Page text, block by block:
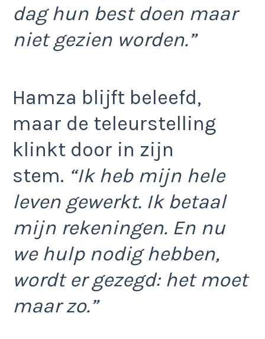
dag hun best doen maar
niet gezien worden.”
Hamza blijft beleefd,
maar de teleurstelling
klinkt door in zijn
stem. “Ik heb mijn hele
leven gewerkt. Ik betaal
mijn rekeningen. En nu
we hulp nodig hebben,
wordt er gezegd: het moet
maar zo.”